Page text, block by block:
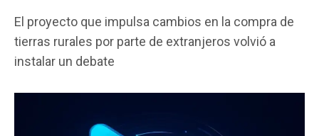
ce
b
o
tt
er
at
s
p
p
ail m
p
tir
El proyecto que impulsa cambios en la compra de
tierras rurales por parte de extranjeros volvió a
instalar un debate